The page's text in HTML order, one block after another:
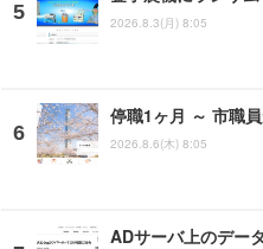
2026.8.3(月) 8:05
停職1ヶ月 ～ 市職
2026.8.6(木) 8:05
ADサーバ上のデー